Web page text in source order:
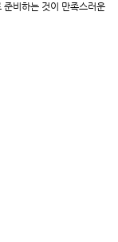
비하는 것이 만족스러운